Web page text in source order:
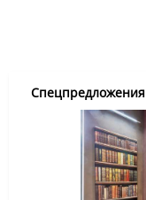
Спецпредложения